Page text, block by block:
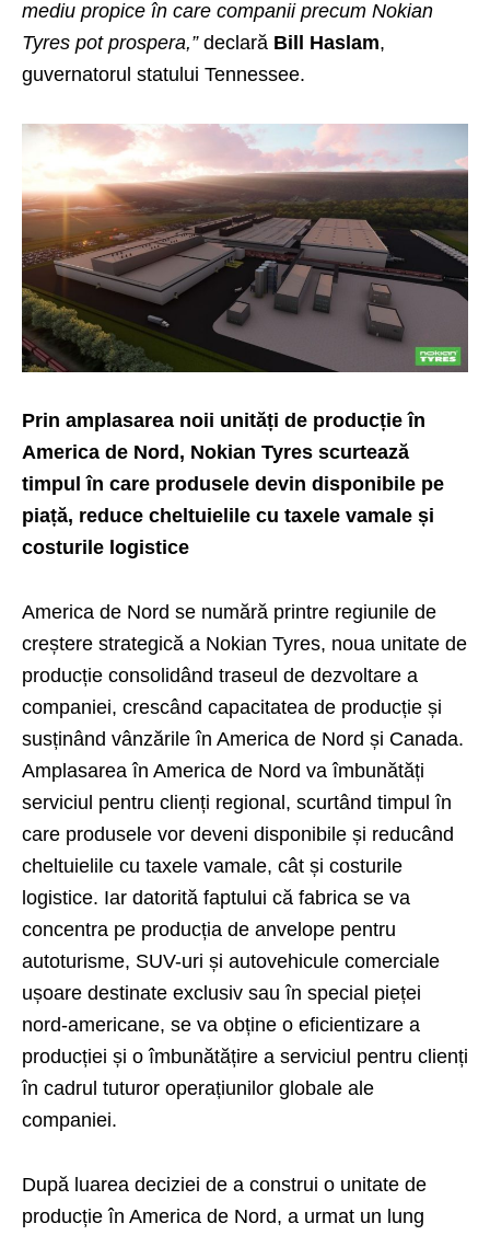
mediu propice în care companii precum Nokian
Tyres pot prospera,” declară Bill Haslam,
guvernatorul statului Tennessee.
Prin amplasarea noii unități de producție în
America de Nord, Nokian Tyres scurtează
timpul în care produsele devin disponibile pe
piață, reduce cheltuielile cu taxele vamale și
costurile logistice
America de Nord se numără printre regiunile de
creștere strategică a Nokian Tyres, noua unitate de
producție consolidând traseul de dezvoltare a
companiei, crescând capacitatea de producție și
susținând vânzările în America de Nord și Canada.
Amplasarea în America de Nord va îmbunătăți
serviciul pentru clienți regional, scurtând timpul în
care produsele vor deveni disponibile și reducând
cheltuielile cu taxele vamale, cât și costurile
logistice. Iar datorită faptului că fabrica se va
concentra pe producția de anvelope pentru
autoturisme, SUV-uri și autovehicule comerciale
ușoare destinate exclusiv sau în special pieței
nord-americane, se va obține o eficientizare a
producției și o îmbunătățire a serviciul pentru clienți
în cadrul tuturor operațiunilor globale ale
companiei.
După luarea deciziei de a construi o unitate de
producție în America de Nord, a urmat un lung